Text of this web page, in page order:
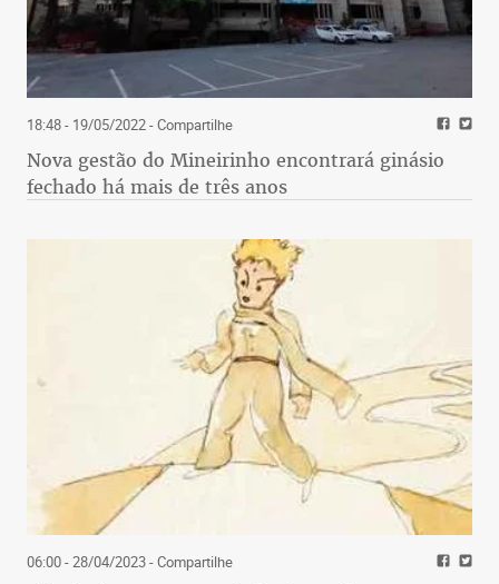
18:48 - 19/05/2022- Compartilhe
Nova gestão do Mineirinho encontrará ginásio
fechado há mais de três anos
06:00 - 28/04/2023- Compartilhe